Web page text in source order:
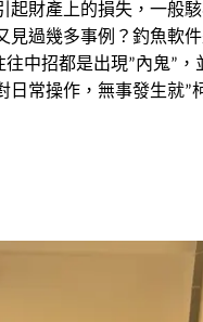
財產上的損失，一般
過幾多事例？釣魚軟
招都是出現”內鬼”
常操作，無事發生就